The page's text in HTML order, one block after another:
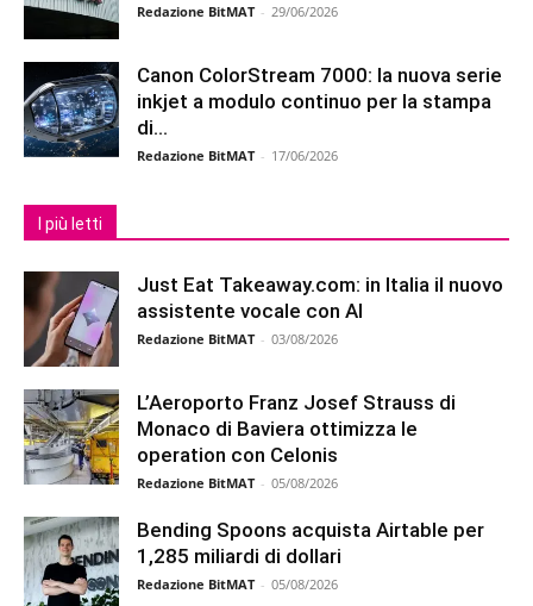
Redazione BitMAT - 29/06/2026
Canon ColorStream 7000: la nuova serie
inkjet a modulo continuo per la stampa
di...
Redazione BitMAT - 17/06/2026
I più letti
Just Eat Takeaway.com: in Italia il nuovo
assistente vocale con AI
Redazione BitMAT - 03/08/2026
L’Aeroporto Franz Josef Strauss di
Monaco di Baviera ottimizza le
operation con Celonis
Redazione BitMAT - 05/08/2026
Bending Spoons acquista Airtable per
1,285 miliardi di dollari
Redazione BitMAT - 05/08/2026